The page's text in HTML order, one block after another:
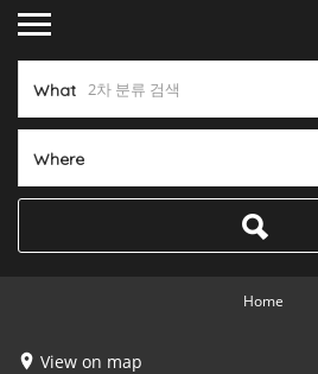
What
Where
Home
View on map